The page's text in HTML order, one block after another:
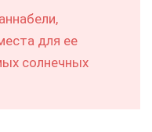
для ее
солнечных